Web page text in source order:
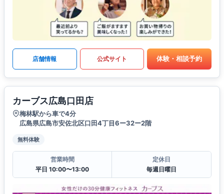
店舗情報 公式サイト 体験・相談予約
カーブス広島口田店
梅林駅から車で4分
広島県広島市安佐北区口田4丁目6ー32ー2階
無料体験
営業時間
平日 10:00〜13:00
定休日
毎週日曜日